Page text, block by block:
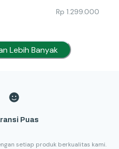
Rp 1.299.000
Lebih Banyak
Puas
setiap produk berkualitas kami.